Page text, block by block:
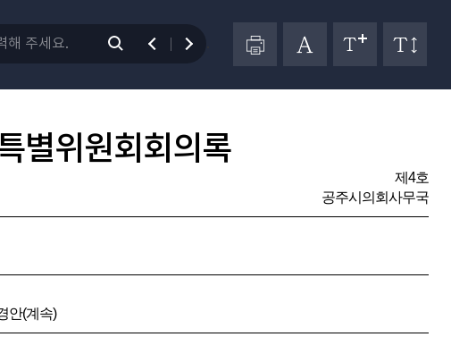
별위원회회의록
제4호
공주시의회사무국
안(계속)